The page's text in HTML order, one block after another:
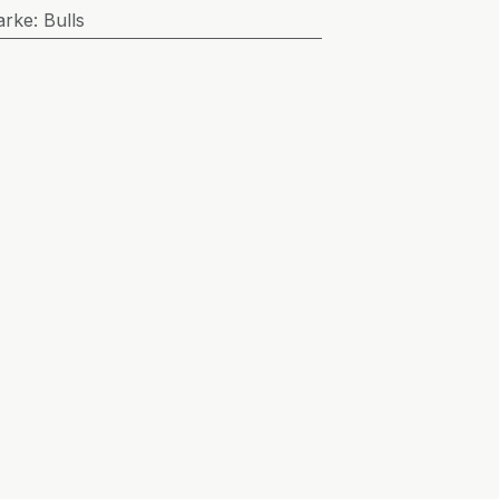
: Bulls